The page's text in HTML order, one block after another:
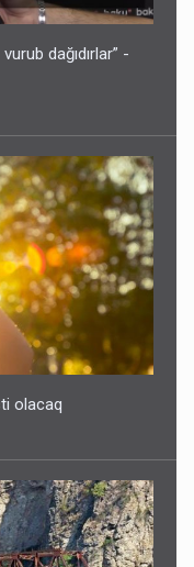
dağıdırlar” -
olacaq